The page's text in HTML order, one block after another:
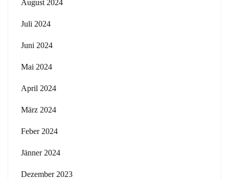
August 2024
Juli 2024
Juni 2024
Mai 2024
April 2024
März 2024
Feber 2024
Jänner 2024
Dezember 2023